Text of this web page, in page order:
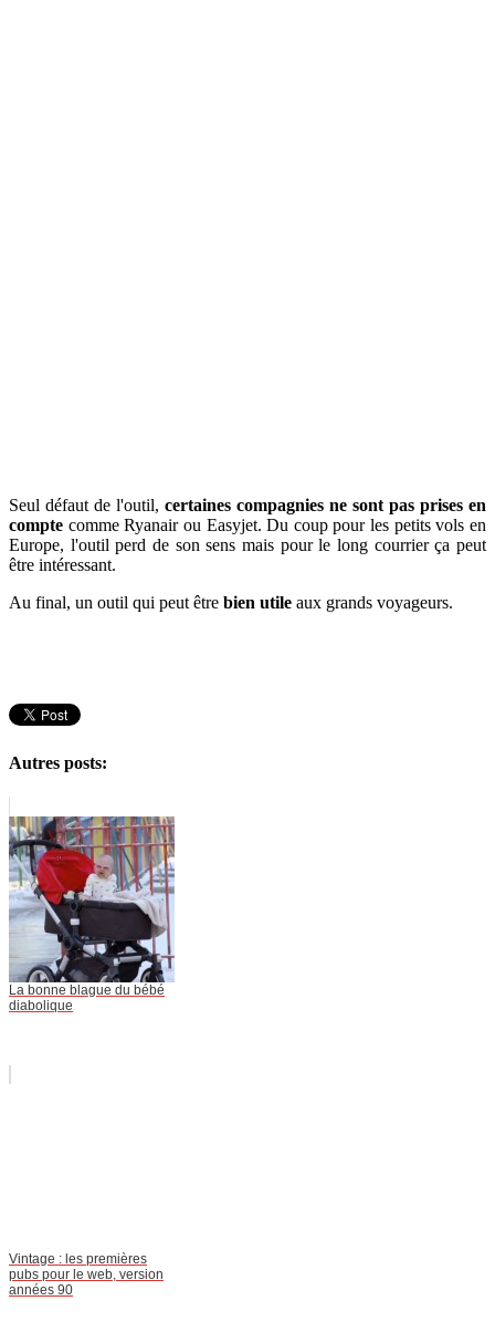
Seul défaut de l'outil, certaines compagnies ne sont pas prises en
compte comme Ryanair ou Easyjet. Du coup pour les petits vols en
Europe, l'outil perd de son sens mais pour le long courrier ça peut
être intéressant.
Au final, un outil qui peut être bien utile aux grands voyageurs.
Autres posts:
La bonne blague du bébé
diabolique
Vintage : les premières
pubs pour le web, version
années 90